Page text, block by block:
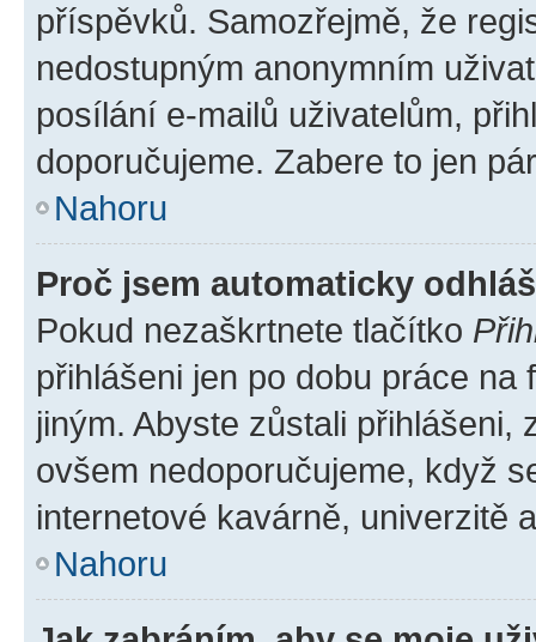
příspěvků. Samozřejmě, že
nedostupným anonymním
posílání e-mailů uživatelům,
doporučujeme. Zabere to jen
Nahoru
Proč jsem automaticky
Pokud nezaškrtnete tlačítko
přihlášeni jen po dobu práce
jiným. Abyste zůstali přihlášeni,
ovšem nedoporučujeme, když
internetové kavárně, univerzitě
Nahoru